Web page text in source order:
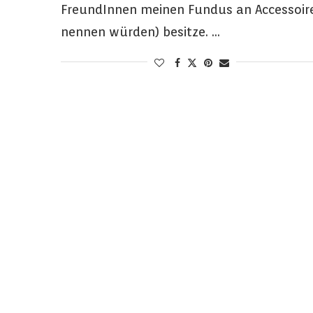
FreundInnen meinen Fundus an
nennen würden) besitze. …